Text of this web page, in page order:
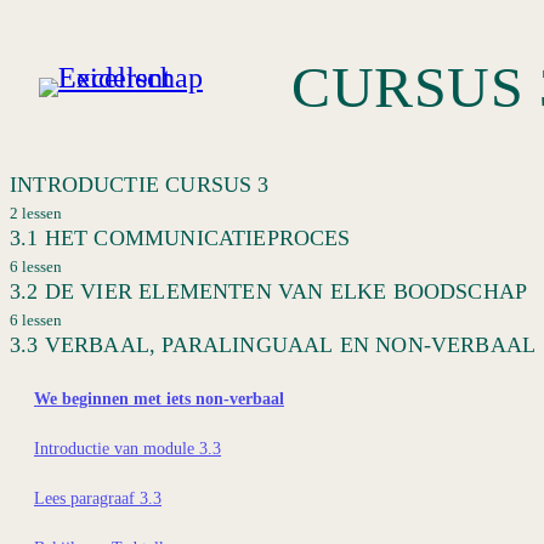
INTRODUCTIE CURSUS 3
Introductie tot de derde cursus
Kijk naar wat Simon Sinek erover vertelt
2 lessen
3.1 HET COMMUNICATIEPROCES
Introductie van module 3.1
Lees paragraaf 3.1
Ruis
Ruis, deel 2
Oefening: multitasken
6 lessen
3.2 DE VIER ELEMENTEN VAN ELKE BOODSCHAP
Introductie van module 3.2
Lees paragraaf 3.2
De vier elementen van een boodschap
Wat is nu de boodschap
6 lessen
3.3 VERBAAL, PARALINGUAAL EN NON-VERBAAL
We beginnen met iets non-verbaal
Introductie van module 3.3
Lees paragraaf 3.3